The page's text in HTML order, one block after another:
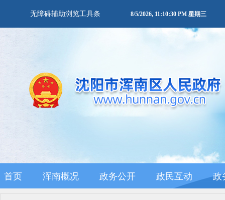
无障碍辅助浏览工具条 8/5/2026, 11:10:31 PM 星期三
首页 浑南概况 政务公开 政民互动 政